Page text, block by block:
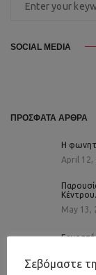
SOCIAL MEDIA
ΠΡΟΣΦΑΤΑ ΑΡΘΡΑ
Η
April 12,
May 13,
Σεβόμαστε